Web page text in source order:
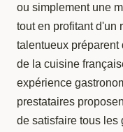
ou simplement une
tout en profitant d'un
talentueux préparent
de la cuisine
expérience
prestataires
de satisfaire tous les